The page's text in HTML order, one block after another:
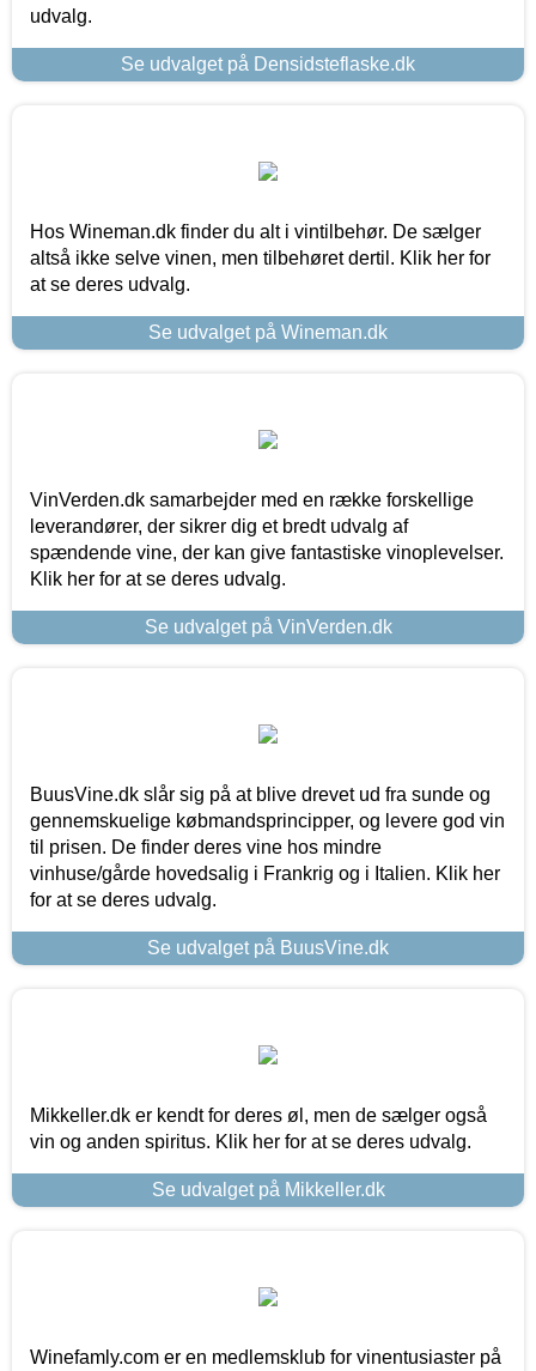
udvalg.
Se udvalget på Densidsteflaske.dk
Hos Wineman.dk finder du alt i vintilbehør. De sælger
altså ikke selve vinen, men tilbehøret dertil. Klik her for
at se deres udvalg.
Se udvalget på Wineman.dk
VinVerden.dk samarbejder med en række forskellige
leverandører, der sikrer dig et bredt udvalg af
spændende vine, der kan give fantastiske vinoplevelser.
Klik her for at se deres udvalg.
Se udvalget på VinVerden.dk
BuusVine.dk slår sig på at blive drevet ud fra sunde og
gennemskuelige købmandsprincipper, og levere god vin
til prisen. De finder deres vine hos mindre
vinhuse/gårde hovedsalig i Frankrig og i Italien. Klik her
for at se deres udvalg.
Se udvalget på BuusVine.dk
Mikkeller.dk er kendt for deres øl, men de sælger også
vin og anden spiritus. Klik her for at se deres udvalg.
Se udvalget på Mikkeller.dk
Winefamly.com er en medlemsklub for vinentusiaster på